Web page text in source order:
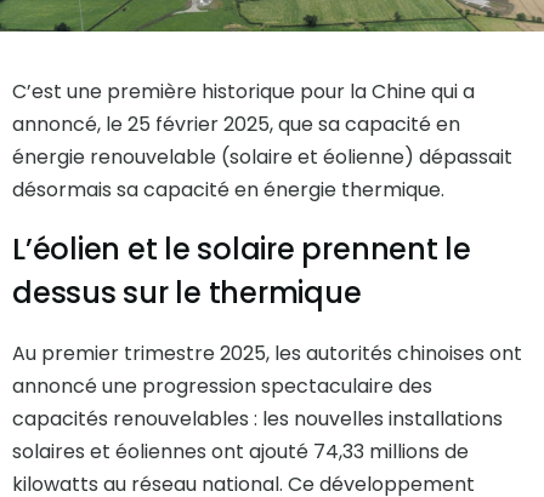
C’est une première historique pour la Chine qui a
annoncé, le 25 février 2025, que sa capacité en
énergie renouvelable (solaire et éolienne) dépassait
désormais sa capacité en énergie thermique.
L’éolien et le solaire prennent le
dessus sur le thermique
Au premier trimestre 2025, les autorités chinoises ont
annoncé une progression spectaculaire des
capacités renouvelables : les nouvelles installations
solaires et éoliennes ont ajouté 74,33 millions de
kilowatts au réseau national. Ce développement